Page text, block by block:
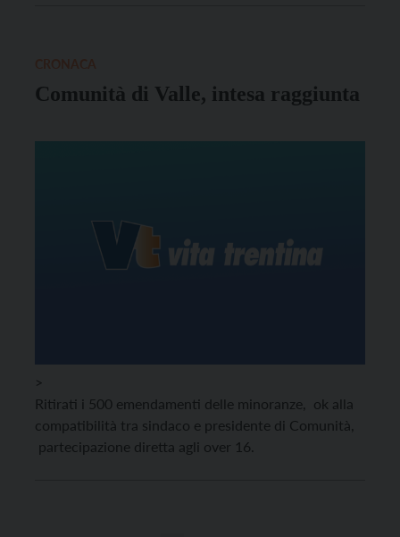
Comunità di Valle, intesa raggiunta
>
Ritirati i 500 emendamenti delle minoranze, ok alla
compatibilità tra sindaco e presidente di Comunità,
partecipazione diretta agli over 16.